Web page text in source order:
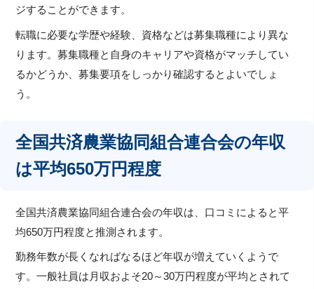
ジすることができます。
転職に必要な学歴や経験、資格などは募集職種により異な
ります。募集職種と自身のキャリアや資格がマッチしてい
るかどうか、募集要項をしっかり確認するとよいでしょ
う。
全国共済農業協同組合連合会の年収
は平均650万円程度
全国共済農業協同組合連合会の年収は、口コミによると平
均650万円程度と推測されます。
勤務年数が長くなればなるほど年収が増えていくようで
す。一般社員は月収およそ20～30万円程度が平均とされて